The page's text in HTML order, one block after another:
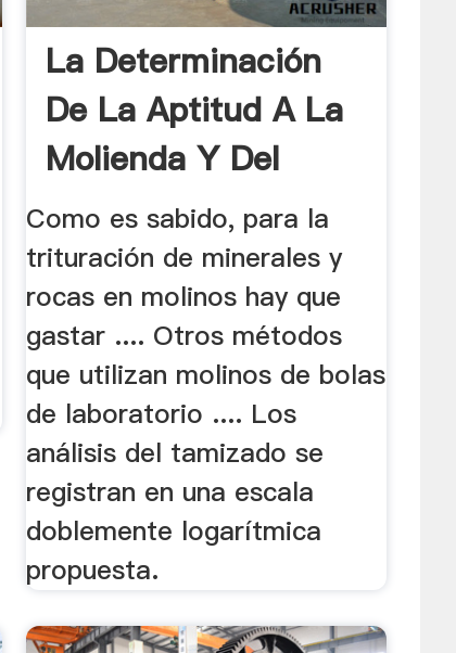
La Determinación
De La Aptitud A La
Molienda Y Del
Consumo.
Como es sabido, para la
trituración de minerales y
rocas en molinos hay que
gastar .... Otros métodos
que utilizan molinos de bolas
de laboratorio .... Los
análisis del tamizado se
registran en una escala
doblemente logarítmica
propuesta.